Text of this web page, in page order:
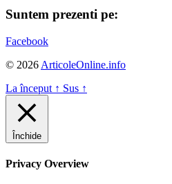
Suntem prezenti pe:
Facebook
© 2026 ArticoleOnline.info
La început ↑ Sus ↑
Închide
Privacy Overview